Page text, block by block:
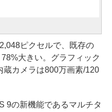
ピクセルで、既存の
大きい。グラフィック
カメラは800万画素/120
9の新機能であるマルチタ